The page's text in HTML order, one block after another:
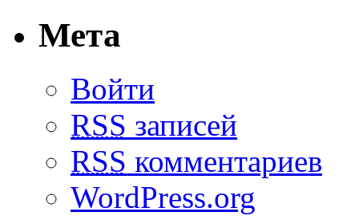
Мета
Войти
RSS записей
RSS комментариев
WordPress.org